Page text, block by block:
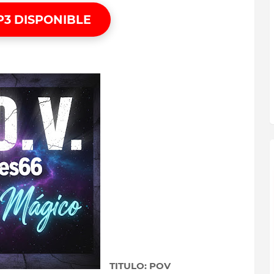
DISPONIBLE
TITULO: POV
WONKA - QUINZO